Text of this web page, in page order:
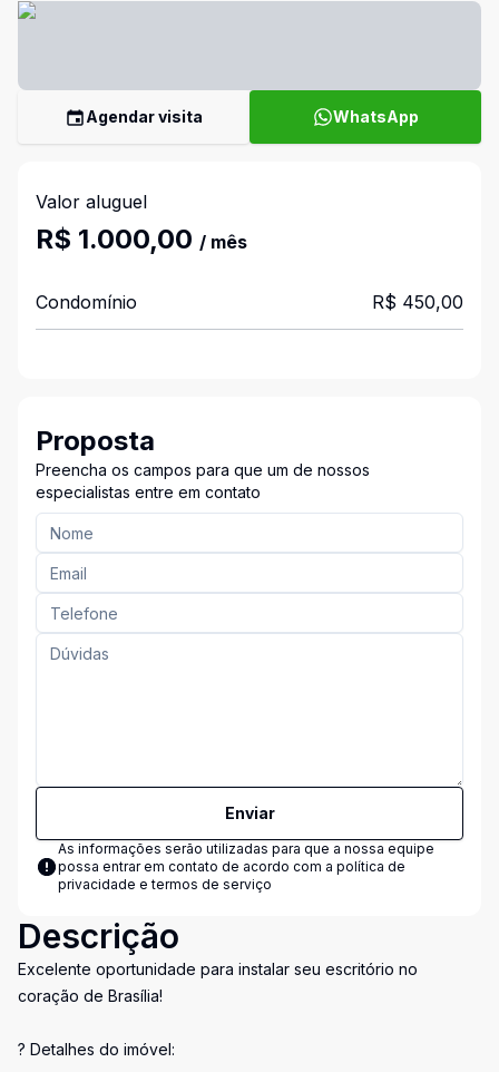
Agendar visita WhatsApp
Valor aluguel
R$ 1.000,00 / mês
Condomínio R$ 450,00
Proposta
Preencha os campos para que um de nossos
especialistas entre em contato
Enviar
As informações serão utilizadas para que a nossa equipe
possa entrar em contato de acordo com a política de
privacidade e termos de serviço
Descrição
Excelente oportunidade para instalar seu escritório no
coração de Brasília!
? Detalhes do imóvel: